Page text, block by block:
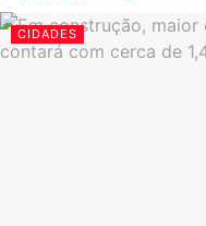
CIDADES